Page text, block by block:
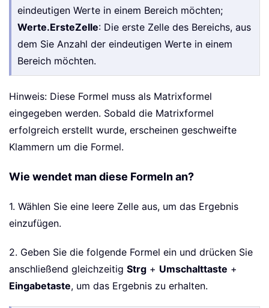
eindeutigen Werte in einem Bereich möchten;
Werte.ErsteZelle: Die erste Zelle des Bereichs, aus
dem Sie Anzahl der eindeutigen Werte in einem
Bereich möchten.
Hinweis: Diese Formel muss als Matrixformel
eingegeben werden. Sobald die Matrixformel
erfolgreich erstellt wurde, erscheinen geschweifte
Klammern um die Formel.
Wie wendet man diese Formeln an?
1. Wählen Sie eine leere Zelle aus, um das Ergebnis
einzufügen.
2. Geben Sie die folgende Formel ein und drücken Sie
anschließend gleichzeitig Strg + Umschalttaste +
Eingabetaste, um das Ergebnis zu erhalten.